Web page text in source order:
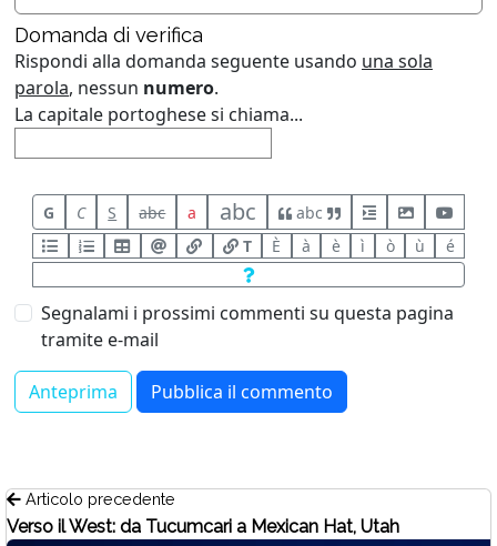
Domanda di verifica
Rispondi alla domanda seguente usando una sola
parola, nessun numero.
La capitale portoghese si chiama...
G C S abc a abc
abc
T
È à è ì ò ù é
Segnalami i prossimi commenti su questa pagina
tramite e-mail
Articolo precedente
Verso il West: da Tucumcari a Mexican Hat, Utah